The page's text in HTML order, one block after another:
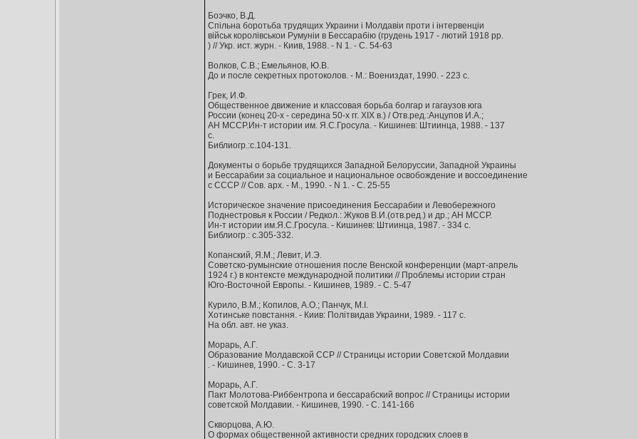
Боэчко, В.Д.
Спiльна боротьба трудящих Украини i Молдавiи проти i iнтервенцiи
вiйськ королiвськои Румунiи в Бессарабiю (грудень 1917 - лютий 1918 рр.
) // Укр. ист. журн. - Киив, 1988. - N 1. - С. 54-63
Волков, С.В.; Емельянов, Ю.В.
До и после секретных протоколов. - М.: Воениздат, 1990. - 223 с.
Грек, И.Ф.
Общественное движение и классовая борьба болгар и гагаузов юга
России (конец 20-х - середина 50-х гг. XIX в.) / Отв.ред.:Анцупов И.А.;
АН МССР.Ин-т истории им. Я.С.Гросула. - Кишинев: Штиинца, 1988. - 137
с.
Библиогр.:с.104-131.
Документы о борьбе трудящихся Западной Белоруссии, Западной Украины
и Бессарабии за социальное и национальное освобождение и воссоединение
с СССР // Сов. арх. - М., 1990. - N 1. - С. 25-55
Историческое значение присоединения Бессарабии и Левобережного
Поднестровья к России / Редкол.: Жуков В.И.(отв.ред.) и др.; АН МССР.
Ин-т истории им.Я.С.Гросула. - Кишинев: Штиинца, 1987. - 334 с.
Библиогр.: с.305-332.
Копанский, Я.М.; Левит, И.Э.
Советско-румынские отношения после Венской конференции (март-апрель
1924 г.) в контексте международной политики // Проблемы истории стран
Юго-Восточной Европы. - Кишинев, 1989. - С. 5-47
Курило, В.М.; Копилов, А.О.; Панчук, М.I.
Хотинське повстання. - Киив: Полiтвидав Украини, 1989. - 117 с.
На обл. авт. не указ.
Морарь, А.Г.
Образование Молдавской ССР // Страницы истории Советской Молдавии
. - Кишинев, 1990. - С. 3-17
Морарь, А.Г.
Пакт Молотова-Риббентропа и бессарабский вопрос // Страницы истории
советской Молдавии. - Кишинев, 1990. - С. 141-166
Скворцова, А.Ю.
О формах общественной активности средних городских слоев в